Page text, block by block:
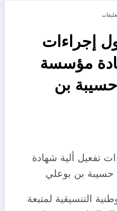
إجراءات
مؤسسة
بن
تفعيل ألية شهادة
بن بوعلي
التنسيقية لمتبعة